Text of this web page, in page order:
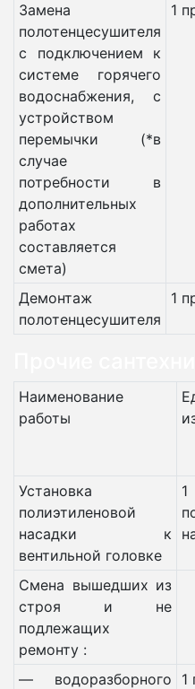
Замена
полотенцесушителя
с подключением к
системе горячего
водоснабжения, с
устройством
перемычки (*в
случае
потребности в
дополнительных
работах
составляется
смета)
1
Демонтаж
полотенцесушителя
1
Наименование
работы
Установка
полиэтиленовой
насадки к
вентильной головке
1
Смена вышедших из
строя и не
подлежащих
ремонту :
— водоразборного
1